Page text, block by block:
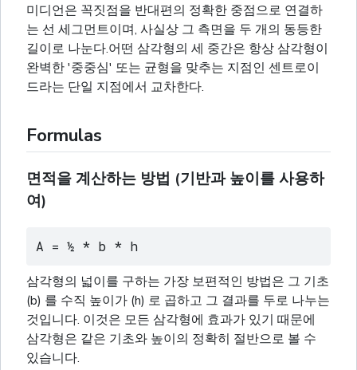
미디언은 꼭짓점을 반대편의 정확한 중점으로 연결하
는 선 세그먼트이며, 사실상 그 측면을 두 개의 동등한
길이로 나눈다.어떤 삼각형의 세 중간은 항상 삼각형이
완벽한 '중중심' 또는 균형을 맞추는 지점인 센트로이
드라는 단일 지점에서 교차한다.
Formulas
면적을 계산하는 방법 (기반과 높이를 사용하
여)
A = ½ * b * h
삼각형의 넓이를 구하는 가장 보편적인 방법은 그 기초
(b) 를 수직 높이가 (h) 로 곱하고 그 결과를 두로 나누는
것입니다. 이것은 모든 삼각형에 효과가 있기 때문에
삼각형은 같은 기초와 높이의 정확히 절반으로 볼 수
있습니다.